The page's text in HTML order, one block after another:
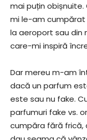
mai puțin
mi le-am cumpărat
la aeroport sau din
care-mi inspiră
Dar mereu m-am
dacă un parfum
este sau nu fake.
parfumuri fake vs.
cumpăra fără frică,